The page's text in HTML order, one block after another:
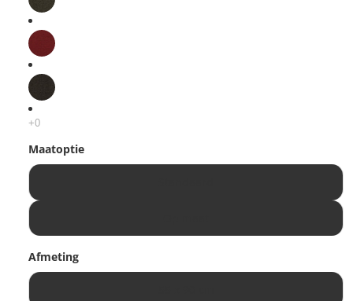
Maatoptie
Afmeting